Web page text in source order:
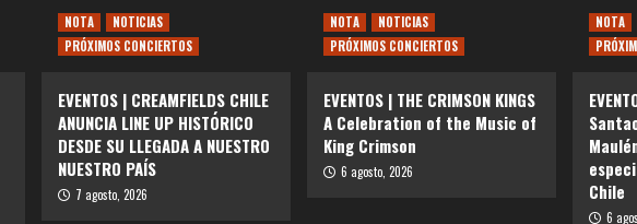
NOTA
NOTICIAS
PRÓXIMOS CONCIERTOS
EVENTOS | CREAMFIELDS CHILE
ANUNCIA LINE UP HISTÓRICO
DESDE SU LLEGADA A NUESTRO
NUESTRO PAÍS
7 agosto, 2026
NOTA
NOTICIAS
PRÓXIMOS CONCIERTOS
EVENTOS | THE CRIMSON KINGS
A Celebration of the Music of
King Crimson
6 agosto, 2026
NOTA
Chile
6